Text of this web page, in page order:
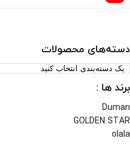
دسته‌های محصولات
برند ها :
Duman
GOLDEN STAR
olala